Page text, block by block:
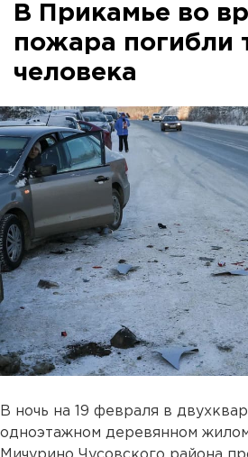
В Прикамье во
пожара погибли
человека
В ночь на 19 февраля в
одноэтажном деревянном